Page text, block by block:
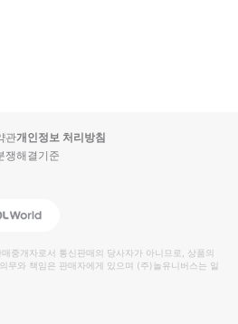
관개인정보 처리방침
쟁해결기준
Global
중개자로서 통신판매의 당사자가 아니므로, 상품의
무와 책임은 판매자에게 있으며 (주)놀유니버스는 일